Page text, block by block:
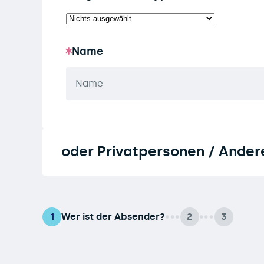
Name
oder Privatpersonen /
Wer ist der Absender?